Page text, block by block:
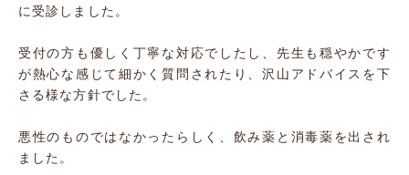
に受診しました。
受付の方も優しく丁寧な対応でしたし、先生も穏やかです
が熱心な感じて細かく質問されたり、沢山アドバイスを下
さる様な方針でした。
悪性のものではなかったらしく、飲み薬と消毒薬を出され
ました。